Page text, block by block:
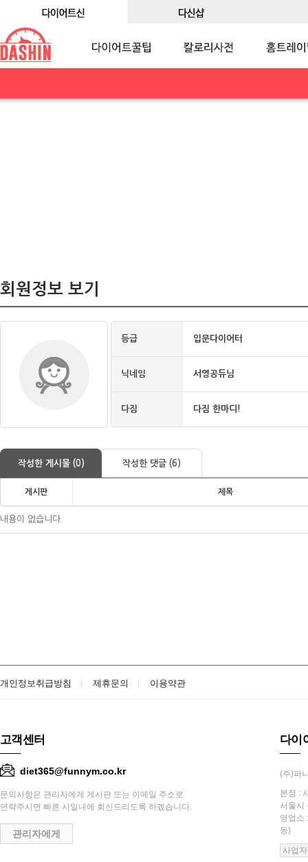
회원정보 보기
등급 입문다이어터
닉네임 서영공듀님
다짐 다짐 한마디!
작성한 게시물 (0) 작성한 댓글 (6)
게시판 제목
내용이 없습니다.
개인정보취급방침 제휴문의 이용약관
고객센터
diet365@funnym.co.kr
문의사항은 관리자에게 게시판 또는 이메일 주소로
연락주시면 빠른 시일내에 회신드리도록 하겠습니다.
관리자에게
다이
(주)퍼
본점 :
서울시
영업소
동)
사업